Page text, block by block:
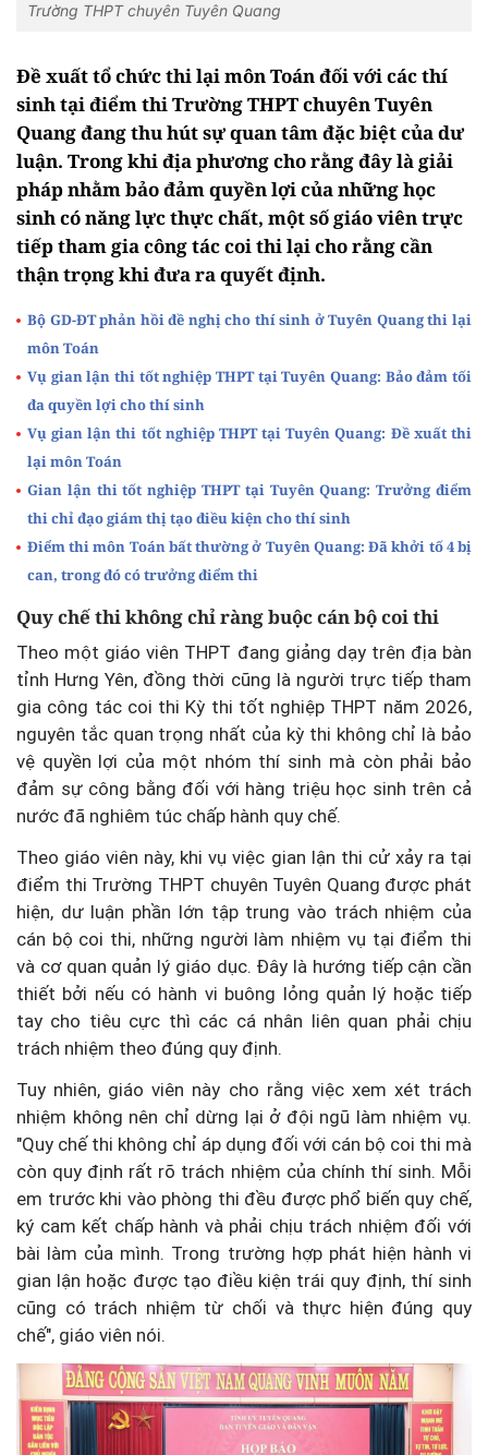
Trường THPT chuyên Tuyên Quang
Đề xuất tổ chức thi lại môn Toán đối với các thí
sinh tại điểm thi Trường THPT chuyên Tuyên
Quang đang thu hút sự quan tâm đặc biệt của dư
luận. Trong khi địa phương cho rằng đây là giải
pháp nhằm bảo đảm quyền lợi của những học
sinh có năng lực thực chất, một số giáo viên trực
tiếp tham gia công tác coi thi lại cho rằng cần
thận trọng khi đưa ra quyết định.
Bộ GD-ĐT phản hồi đề nghị cho thí sinh ở Tuyên Quang thi lại
môn Toán
Vụ gian lận thi tốt nghiệp THPT tại Tuyên Quang: Bảo đảm tối
đa quyền lợi cho thí sinh
Vụ gian lận thi tốt nghiệp THPT tại Tuyên Quang: Đề xuất thi
lại môn Toán
Gian lận thi tốt nghiệp THPT tại Tuyên Quang: Trưởng điểm
thi chỉ đạo giám thị tạo điều kiện cho thí sinh
Điểm thi môn Toán bất thường ở Tuyên Quang: Đã khởi tố 4 bị
can, trong đó có trưởng điểm thi
Quy chế thi không chỉ ràng buộc cán bộ coi thi
Theo một giáo viên THPT đang giảng dạy trên địa bàn
tỉnh Hưng Yên, đồng thời cũng là người trực tiếp tham
gia công tác coi thi Kỳ thi tốt nghiệp THPT năm 2026,
nguyên tắc quan trọng nhất của kỳ thi không chỉ là bảo
vệ quyền lợi của một nhóm thí sinh mà còn phải bảo
đảm sự công bằng đối với hàng triệu học sinh trên cả
nước đã nghiêm túc chấp hành quy chế.
Theo giáo viên này, khi vụ việc gian lận thi cử xảy ra tại
điểm thi Trường THPT chuyên Tuyên Quang được phát
hiện, dư luận phần lớn tập trung vào trách nhiệm của
cán bộ coi thi, những người làm nhiệm vụ tại điểm thi
và cơ quan quản lý giáo dục. Đây là hướng tiếp cận cần
thiết bởi nếu có hành vi buông lỏng quản lý hoặc tiếp
tay cho tiêu cực thì các cá nhân liên quan phải chịu
trách nhiệm theo đúng quy định.
Tuy nhiên, giáo viên này cho rằng việc xem xét trách
nhiệm không nên chỉ dừng lại ở đội ngũ làm nhiệm vụ.
"Quy chế thi không chỉ áp dụng đối với cán bộ coi thi mà
còn quy định rất rõ trách nhiệm của chính thí sinh. Mỗi
em trước khi vào phòng thi đều được phổ biến quy chế,
ký cam kết chấp hành và phải chịu trách nhiệm đối với
bài làm của mình. Trong trường hợp phát hiện hành vi
gian lận hoặc được tạo điều kiện trái quy định, thí sinh
cũng có trách nhiệm từ chối và thực hiện đúng quy
chế", giáo viên nói.